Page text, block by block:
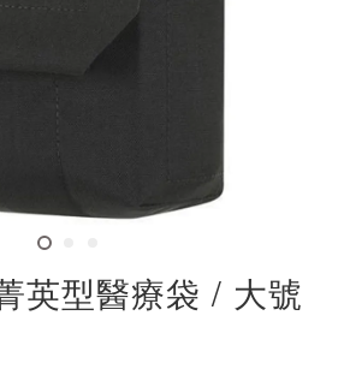
英型醫療袋 / 大號